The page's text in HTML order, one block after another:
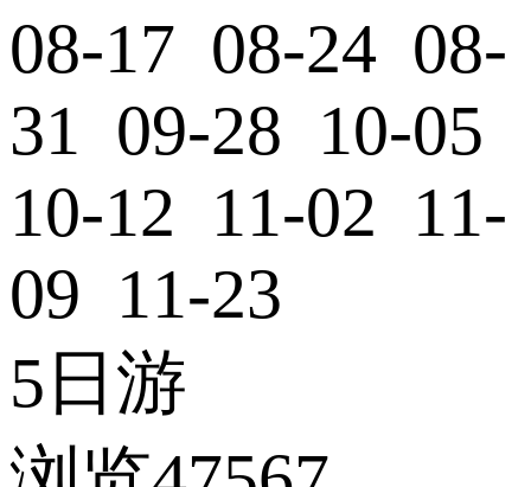
08-17 08-24 08-
31 09-28 10-05
10-12 11-02 11-
09 11-23
5日游